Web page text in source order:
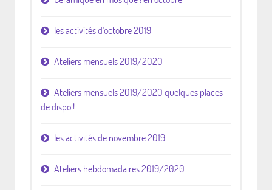
les activités d'octobre 2019
Ateliers mensuels 2019/2020
Ateliers mensuels 2019/2020 quelques places
de dispo !
les activités de novembre 2019
Ateliers hebdomadaires 2019/2020